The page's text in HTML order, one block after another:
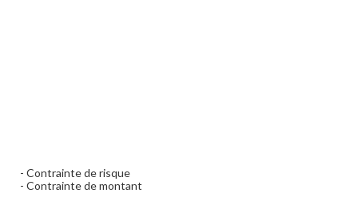
- Contrainte de risque
- Contrainte de montant